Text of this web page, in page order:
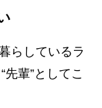
らしているラ
輩”としてこ